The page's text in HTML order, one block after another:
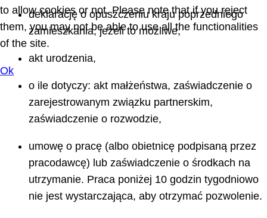
deklarację o opuszczeniu kraju poprzedniego
zamieszkania, jeżeli to możliwe,
akt urodzenia,
o ile dotyczy: akt małżeństwa, zaświadczenie o
zarejestrowanym związku partnerskim,
zaświadczenie o rozwodzie,
umowę o pracę (albo obietnicę podpisaną przez
pracodawcę) lub zaświadczenie o środkach na
utrzymanie. Praca poniżej 10 godzin tygodniowo
nie jest wystarczająca, aby otrzymać pozwolenie.
to allow cookies or not. Please note that if you reject
them, you may not be able to use all the functionalities
of the site.
Ok